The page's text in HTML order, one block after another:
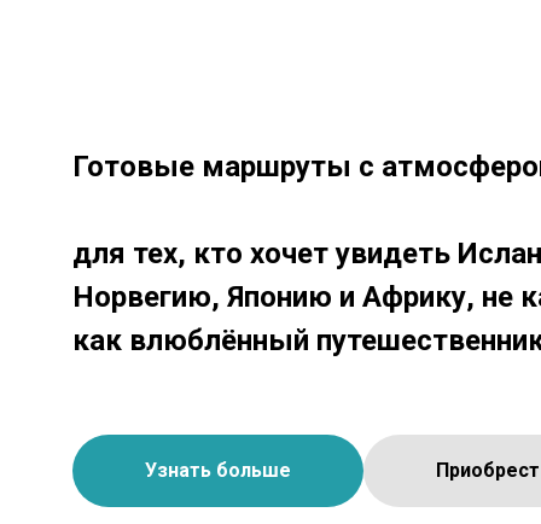
Готовые маршруты с
для тех, кто хочет увидеть
Норвегию, Японию и Африку, не
как влюблённый
Узнать больше